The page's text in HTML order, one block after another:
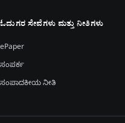
ಓದುಗರ ಸೇವೆಗಳು ಮತ್ತು ನೀತಿಗಳು
ePaper
ಸಂಪರ್ಕ
ಸಂಪಾದಕೀಯ ನೀತಿ